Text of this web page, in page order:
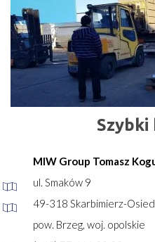
MIW Group Tomasz
ul. Smaków 9
49-318 Skarbimierz-
pow. Brzeg, woj. opolskie